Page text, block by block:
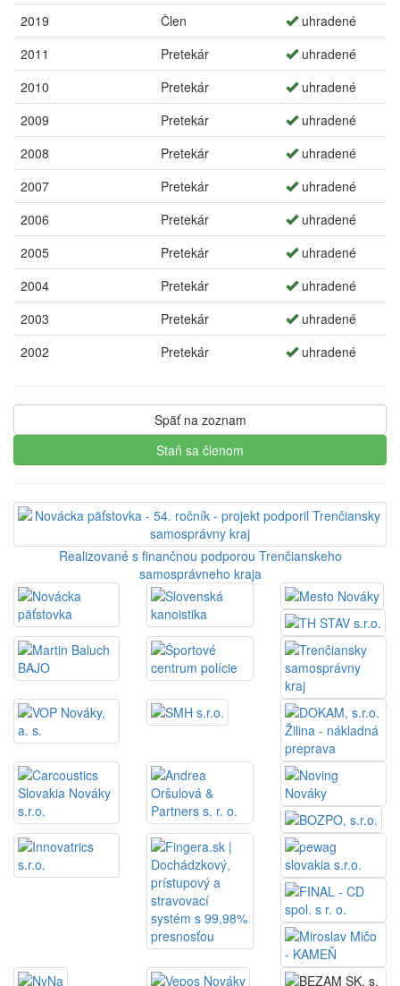
2019
Člen
uhradené
2011
Pretekár
uhradené
2010
Pretekár
uhradené
2009
Pretekár
uhradené
2008
Pretekár
uhradené
2007
Pretekár
uhradené
2006
Pretekár
uhradené
2005
Pretekár
uhradené
2004
Pretekár
uhradené
2003
Pretekár
uhradené
2002
Pretekár uhradené
Späť na zoznam
Staň sa členom
Realizované s finančnou podporou Trenčianskeho
samosprávneho kraja